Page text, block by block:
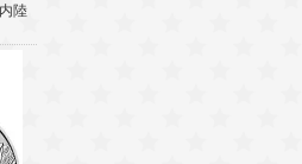
陸